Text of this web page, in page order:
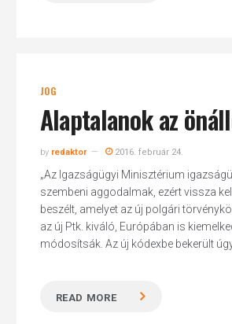
JOG
Alaptalanok az
by redaktor 2016. február 24.
„Az Igazságügyi Minisztérium
szembeni aggodalmak, ezért vissza
beszélt, amelyet az új polgári
az új Ptk. kiváló, Európában is
módosítsák. Az új kódexbe bekerült
READ MORE